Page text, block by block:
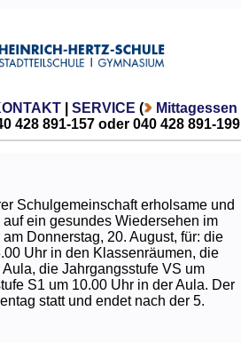
| SERVICE ( Mittagessen
428 891-157 oder 040 428 891-199
Schulgemeinschaft erholsame und
ein gesundes Wiedersehen im
Donnerstag, 20. August, für: die
Uhr in den Klassenräumen, die
die Jahrgangsstufe VS um
S1 um 10.00 Uhr in der Aula. Der
statt und endet nach der 5.